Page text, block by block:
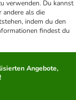
verwenden. Du kannst
andere als die
indem du den
findest du
Angebote,